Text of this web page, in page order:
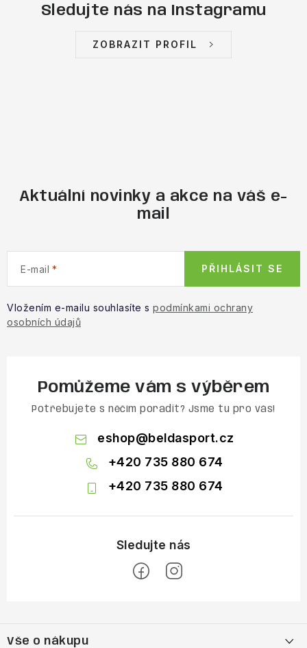
Sledujte nás na Instagramu
ZOBRAZIT PROFIL
Aktuální novinky a akce na váš e-
mail
E-mail
Vložením e-mailu souhlasíte s podmínkami ochrany
osobních údajů
PŘIHLÁSIT SE
Pomůžeme vám s výběrem
Potřebujete s něčím poradit? Jsme tu pro vás!
eshop@beldasport.cz
+420 735 880 674
+420 735 880 674
Vše o nákupu